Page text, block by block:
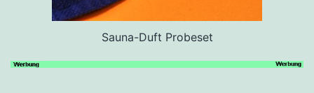
Sauna-Duft Probeset